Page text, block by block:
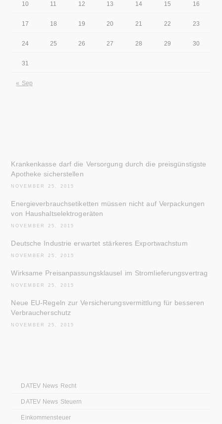
« Sep
10 11 12 13 14 15 16
17 18 19 20 21 22 23
24 25 26 27 28 29 30
31
Krankenkasse darf die Versorgung durch die preisgünstigste
Apotheke sicherstellen
NOVEMBER 25, 2015
Energieverbrauchsetiketten müssen nicht auf Verpackungen
von Haushaltselektrogeräten
NOVEMBER 25, 2015
Deutsche Industrie erwartet stärkeres Exportwachstum
NOVEMBER 25, 2015
Wirksame Preisanpassungsklausel im Stromlieferungsvertrag
NOVEMBER 25, 2015
Neue EU-Regeln zur Versicherungsvermittlung für besseren
Verbraucherschutz
NOVEMBER 25, 2015
DATEV News Recht
DATEV News Steuern
Einkommensteuer